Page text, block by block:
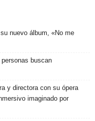
nuevo álbum, «No me
buscan
y directora con su ópera
imaginado por